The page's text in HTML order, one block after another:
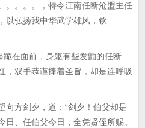
。。。。，特令江南任断沧盟主任
以弘扬我中华武学雄风，钦
跪在面前，身躯有些发颤的任断
，双手恭谨捧着圣旨，却是连呼吸
向方剑夕，道：“剑夕！伯父却是
、任伯父今日，全凭贤侄所赐。